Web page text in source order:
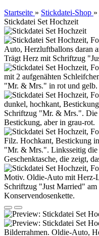
Startseite » Stickdatei-Shop »
Stickdatei Set Hochzeit